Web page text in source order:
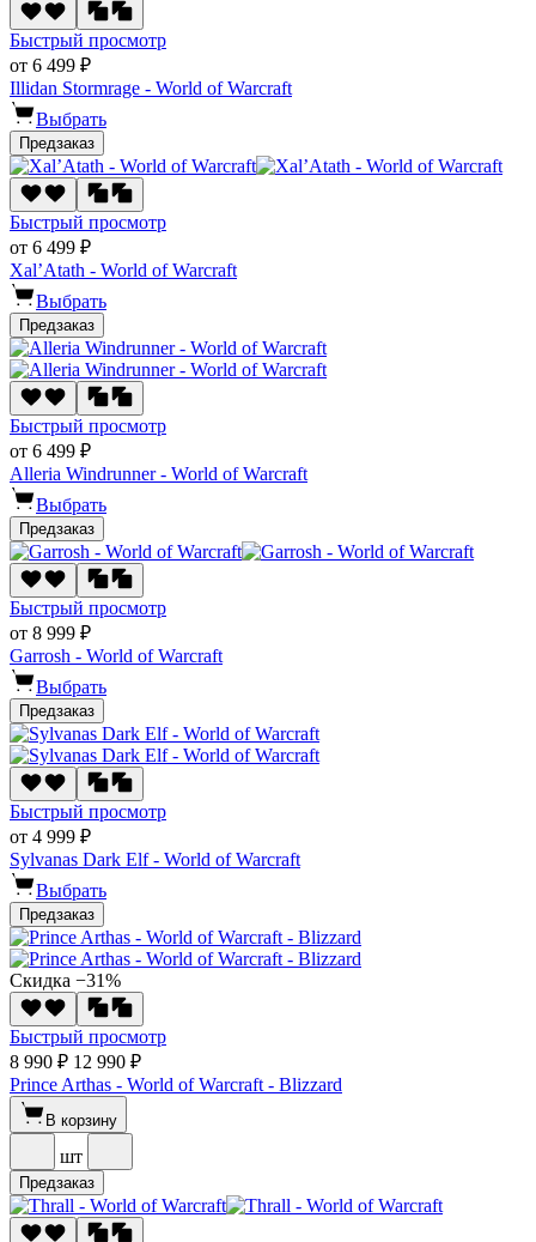
Быстрый просмотр
от 6 499 ₽
Illidan Stormrage - World of Warcraft
Выбрать
Предзаказ
Быстрый просмотр
от 6 499 ₽
Xal’Atath - World of Warcraft
Выбрать
Предзаказ
Быстрый просмотр
от 6 499 ₽
Alleria Windrunner - World of Warcraft
Выбрать
Предзаказ
Быстрый просмотр
от 8 999 ₽
Garrosh - World of Warcraft
Выбрать
Предзаказ
Быстрый просмотр
от 4 999 ₽
Sylvanas Dark Elf - World of Warcraft
Выбрать
Предзаказ
Скидка −31%
Быстрый просмотр
8 990 ₽ 12 990 ₽
Prince Arthas - World of Warcraft - Blizzard
В корзину
шт
Предзаказ